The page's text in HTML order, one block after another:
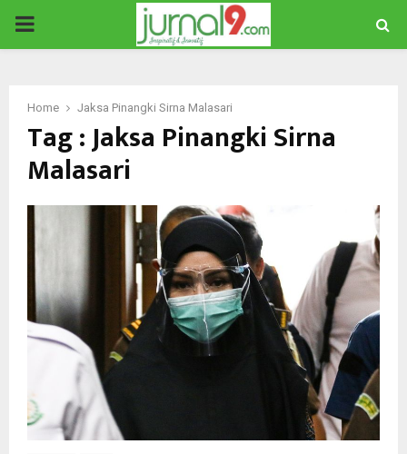
PRIMARY
Home Jaksa Pinangki Sirna Malasari
Tag : Jaksa Pinangki Sirna
Malasari